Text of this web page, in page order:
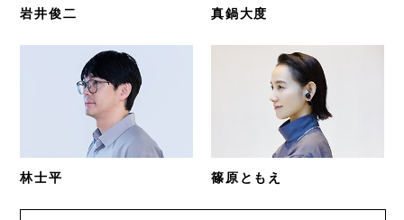
岩井俊二 真鍋大度
林士平 篠原ともえ